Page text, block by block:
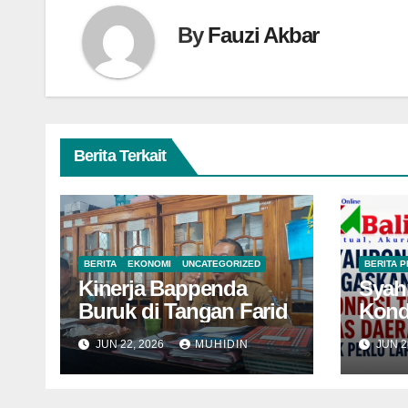
ByFauzi Akbar
Berita Terkait
BERITA EKONOMI UNCATEGORIZED
Kinerja Bappenda
Buruk di Tangan Farid
JUN 22, 2026 MUHIDIN
BERITA
JUN